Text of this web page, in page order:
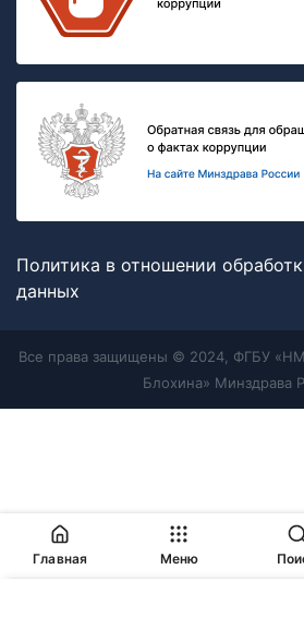
Политика в отношении
данных
Все права защищены © 2024, ФГБУ
Блохина» Минздрава
Главная Меню